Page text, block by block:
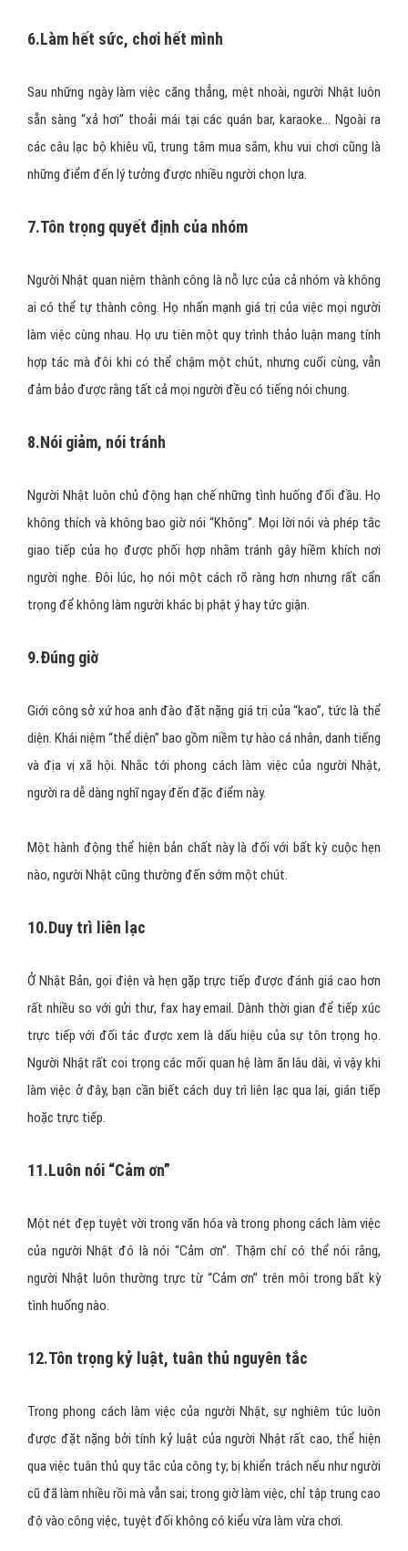
6.Làm hết sức, chơi hết mình
Sau những ngày làm việc căng thẳng, mệt nhoài, người Nhật luôn
sẵn sàng “xả hơi” thoải mái tại các quán bar, karaoke… Ngoài ra
các câu lạc bộ khiêu vũ, trung tâm mua sắm, khu vui chơi cũng là
những điểm đến lý tưởng được nhiều người chọn lựa.
7.Tôn trọng quyết định của nhóm
Người Nhật quan niệm thành công là nỗ lực của cả nhóm và không
ai có thể tự thành công. Họ nhấn mạnh giá trị của việc mọi người
làm việc cùng nhau. Họ ưu tiên một quy trình thảo luận mang tính
hợp tác mà đôi khi có thể chậm một chút, nhưng cuối cùng, vẫn
đảm bảo được rằng tất cả mọi người đều có tiếng nói chung.
8.Nói giảm, nói tránh
Người Nhật luôn chủ động hạn chế những tình huống đối đầu. Họ
không thích và không bao giờ nói “Không”. Mọi lời nói và phép tắc
giao tiếp của họ được phối hợp nhằm tránh gây hiềm khích nơi
người nghe. Đôi lúc, họ nói một cách rõ ràng hơn nhưng rất cẩn
trọng để không làm người khác bị phật ý hay tức giận.
9.Đúng giờ
Giới công sở xứ hoa anh đào đặt nặng giá trị của “kao”, tức là thể
diện. Khái niệm “thể diện” bao gồm niềm tự hào cá nhân, danh tiếng
và địa vị xã hội. Nhắc tới phong cách làm việc của người Nhật,
người ra dễ dàng nghĩ ngay đến đặc điểm này.
Một hành động thể hiện bản chất này là đối với bất kỳ cuộc hẹn
nào, người Nhật cũng thường đến sớm một chút.
10.Duy trì liên lạc
Ở Nhật Bản, gọi điện và hẹn gặp trực tiếp được đánh giá cao hơn
rất nhiều so với gửi thư, fax hay email. Dành thời gian để tiếp xúc
trực tiếp với đối tác được xem là dấu hiệu của sự tôn trọng họ.
Người Nhật rất coi trọng các mối quan hệ làm ăn lâu dài, vì vậy khi
làm việc ở đây, bạn cần biết cách duy trì liên lạc qua lại, gián tiếp
hoặc trực tiếp.
11.Luôn nói “Cảm ơn”
Một nét đẹp tuyệt vời trong văn hóa và trong phong cách làm việc
của người Nhật đó là nói “Cảm ơn”. Thậm chí có thể nói rằng,
người Nhật luôn thường trực từ “Cảm ơn” trên môi trong bất kỳ
tình huống nào.
12.Tôn trọng kỷ luật, tuân thủ nguyên tắc
Trong phong cách làm việc của người Nhật, sự nghiêm túc luôn
được đặt nặng bởi tính kỷ luật của người Nhật rất cao, thể hiện
qua việc tuân thủ quy tắc của công ty; bị khiển trách nếu như người
cũ đã làm nhiều rồi mà vẫn sai; trong giờ làm việc, chỉ tập trung cao
độ vào công việc, tuyệt đối không có kiểu vừa làm vừa chơi.